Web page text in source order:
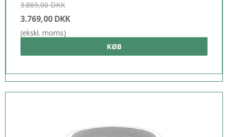
3.869,00 DKK
3.769,00 DKK
(ekskl. moms)
KØB